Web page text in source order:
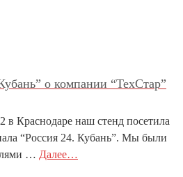
о компании “ТехСтар”
Краснодаре наш стенд посетила
“Россия 24. Кубань”. Мы были
… Далее…